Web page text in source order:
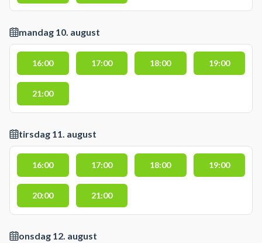
mandag 10. august
16:00 17:00 18:00 19:00
21:00
tirsdag 11. august
16:00 17:00 18:00 19:00
20:00 21:00
onsdag 12. august